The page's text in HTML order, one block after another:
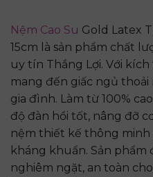
Nệm Cao Su Gold Latex
15cm là sản phẩm chất
uy tín Thắng Lợi. Với
mang đến giấc ngủ thoải
gia đình. Làm từ 100%
độ đàn hồi tốt, nâng đỡ
nệm thiết kế thông
kháng khuẩn. Sản phẩm
nghiêm ngặt, an toàn